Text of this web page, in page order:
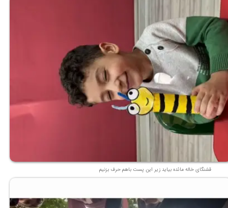
قشنگای خاله مائده بیاید زیر این پست باهم حرف بزنیم